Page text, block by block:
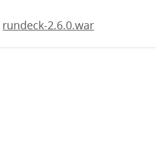
rundeck-2.6.0.war